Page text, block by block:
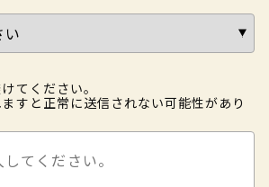
てください。
ますと正常に送信されない可能性があり